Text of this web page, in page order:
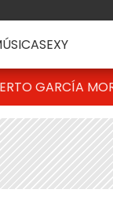
SEXY
GARCÍA